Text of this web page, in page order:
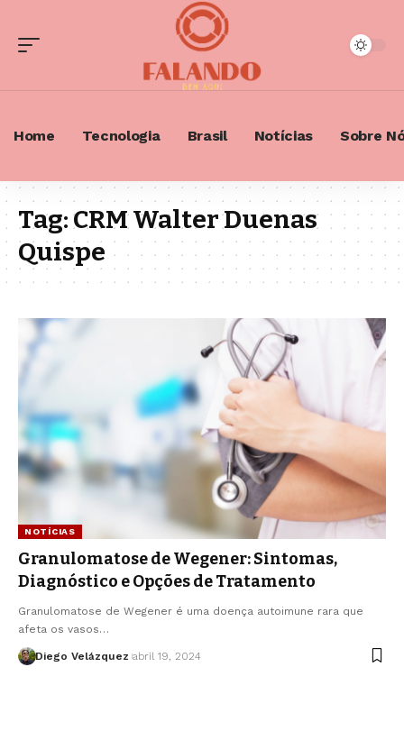
Home Tecnologia Brasil Notícias Sobre
Tag:CRM Walter Duenas
Quispe
NOTÍCIAS
Granulomatose de Wegener: Sintomas,
Diagnóstico e Opções de Tratamento
Granulomatose de Wegener é uma doença autoimune rara que
afeta os vasos…
Diego Velázquez abril 19, 2024